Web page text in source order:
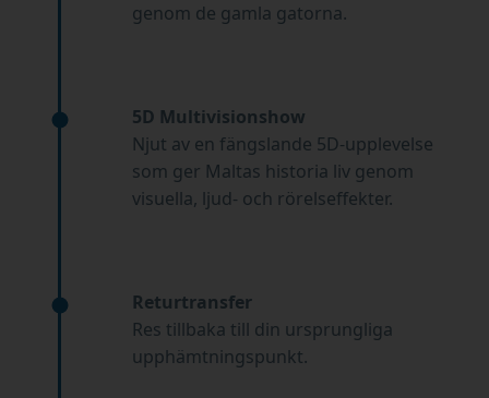
genom de gamla gatorna.
5D Multivisionshow
Njut av en fängslande 5D-upplevelse
som ger Maltas historia liv genom
visuella, ljud- och rörelseffekter.
Returtransfer
Res tillbaka till din ursprungliga
upphämtningspunkt.